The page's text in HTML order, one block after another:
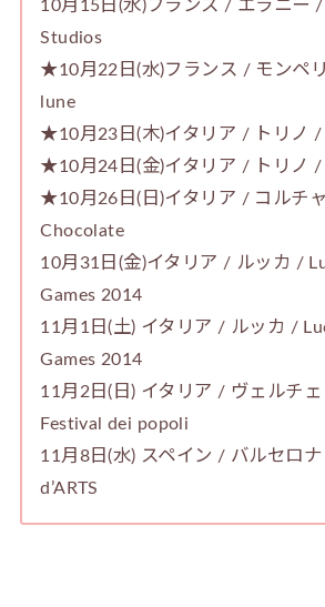
10月15日(水)フランス / エラニー
Studios
★10月22日(水)フランス / モンペ
lune
★10月23日(木)イタリア / トリノ
★10月24日(金)イタリア / トリノ /
★10月26日(日)イタリア / コルチ
Chocolate
10月31日(金)イタリア / ルッカ /
Games 2014
11月1日(土) イタリア / ルッカ /
Games 2014
11月2日(日) イタリア / ヴェルチ
Festival dei popoli
11月8日(水) スペイン / バルセロ
d’ARTS